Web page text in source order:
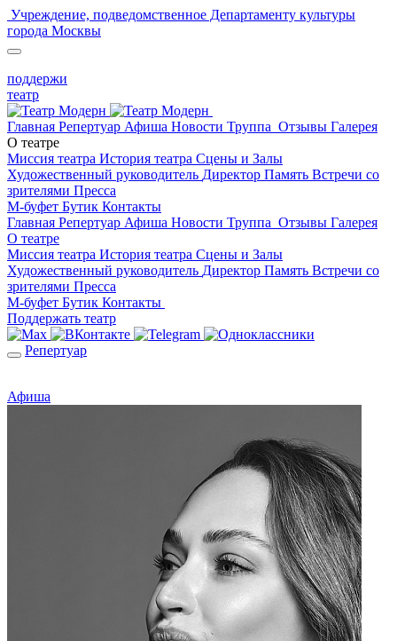
Учреждение, подведомственное Департаменту культуры
города Москвы
поддержи
театр
Главная Репертуар Афиша Новости Труппа Отзывы Галерея
О театре
Миссия театра История театра Сцены и Залы
Художественный руководитель Директор Память Встречи со
зрителями Пресса
М-буфет Бутик Контакты
Главная Репертуар Афиша Новости Труппа Отзывы Галерея
О театре
Миссия театра История театра Сцены и Залы
Художественный руководитель Директор Память Встречи со
зрителями Пресса
М-буфет Бутик Контакты
Поддержать театр
Репертуар
Афиша